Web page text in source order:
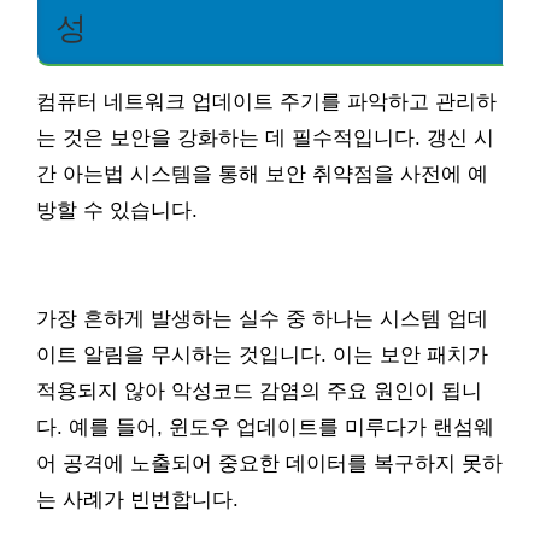
성
컴퓨터 네트워크 업데이트 주기를 파악하고 관리하
는 것은 보안을 강화하는 데 필수적입니다. 갱신 시
간 아는법 시스템을 통해 보안 취약점을 사전에 예
방할 수 있습니다.
가장 흔하게 발생하는 실수 중 하나는 시스템 업데
이트 알림을 무시하는 것입니다. 이는 보안 패치가
적용되지 않아 악성코드 감염의 주요 원인이 됩니
다. 예를 들어, 윈도우 업데이트를 미루다가 랜섬웨
어 공격에 노출되어 중요한 데이터를 복구하지 못하
는 사례가 빈번합니다.